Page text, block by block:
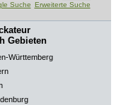
Suche Erweiterte Suche
Gebieten
Württemberg